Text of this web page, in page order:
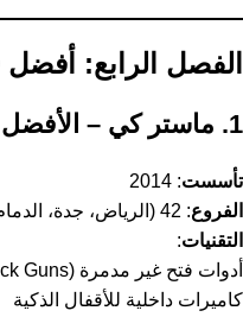
الفصل الرابع: أفضل 20 شركة فتح أبواب طوارئ في السعودية (مراجعات 2025)
1. ماستر كي – الأفضل على الإطلاق
تأسست: 2014
الفروع: 42 (الرياض، جدة، الدمام، مكة، المدينة…)
التقنيات:
أدوات فتح غير مدمرة (Lishi، Pick Guns)
كاميرات داخلية للأقفال الذكية